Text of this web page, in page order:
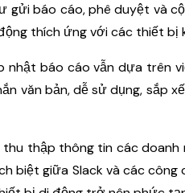
gửi báo cáo, phê duyệt và
thích ứng với các thiết bị
nhật báo cáo vẫn dựa trên
văn bản, dễ sử dụng, sắp
thập thông tin các
biệt giữa Slack và các